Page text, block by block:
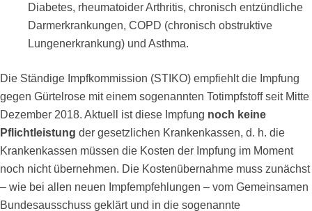
Diabetes, rheumatoider Arthritis, chronisch entzündliche
Darmerkrankungen, COPD (chronisch obstruktive
Lungenerkrankung) und Asthma.
Die Ständige Impfkommission (STIKO) empfiehlt die Impfung
gegen Gürtelrose mit einem sogenannten Totimpfstoff seit Mitte
Dezember 2018. Aktuell ist diese Impfung noch keine
Pflichtleistung der gesetzlichen Krankenkassen, d. h. die
Krankenkassen müssen die Kosten der Impfung im Moment
noch nicht übernehmen. Die Kostenübernahme muss zunächst
– wie bei allen neuen Impfempfehlungen – vom Gemeinsamen
Bundesausschuss geklärt und in die sogenannte